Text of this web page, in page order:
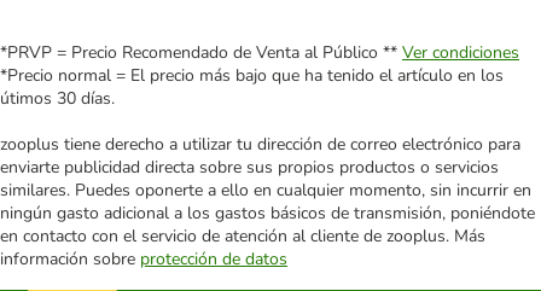
*PRVP = Precio Recomendado de Venta al Público ** Ver condiciones
*Precio normal = El precio más bajo que ha tenido el artículo en los
útimos 30 días.
zooplus tiene derecho a utilizar tu dirección de correo electrónico para
enviarte publicidad directa sobre sus propios productos o servicios
similares. Puedes oponerte a ello en cualquier momento, sin incurrir en
ningún gasto adicional a los gastos básicos de transmisión, poniéndote
en contacto con el servicio de atención al cliente de zooplus. Más
información sobre protección de datos